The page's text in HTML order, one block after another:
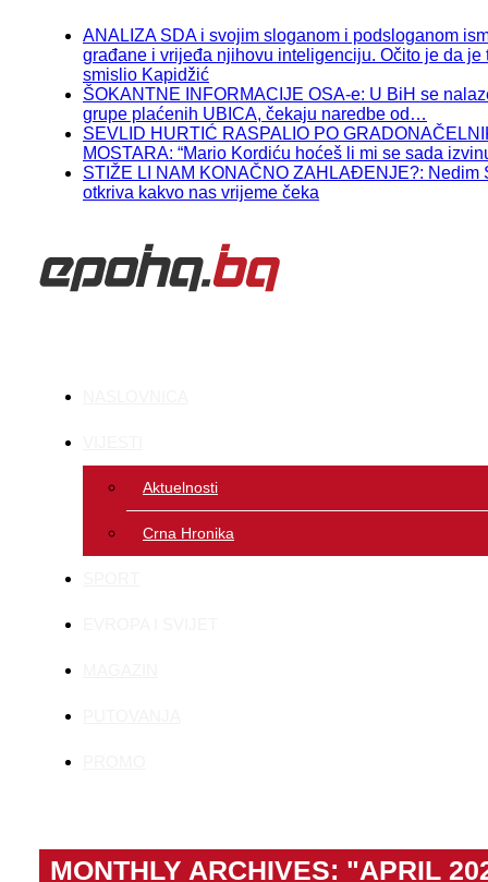
ANALIZA SDA i svojim sloganom i podsloganom
građane i vrijeđa njihovu inteligenciju. Očito je da je
smislio Kapidžić
ŠOKANTNE INFORMACIJE OSA-e: U BiH se
grupe plaćenih UBICA, čekaju naredbe od…
SEVLID HURTIĆ RASPALIO PO
MOSTARA: “Mario Kordiću hoćeš li mi se sada
STIŽE LI NAM KONAČNO ZAHLAĐENJE?: Nedim
otkriva kakvo nas vrijeme čeka
Aktuelnosti
Crna Hronika
MONTHLY ARCHIVES: "APRIL
ODLUKE